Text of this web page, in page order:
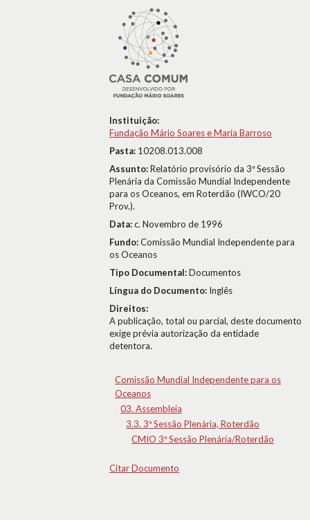
Instituição:
Fundação Mário Soares e Maria Barroso
Pasta: 10208.013.008
Assunto:Relatório provisório da 3ª Sessão
Plenária da Comissão Mundial Independente
para os Oceanos, em Roterdão (IWCO/20
Prov.).
Data:c. Novembro de 1996
Fundo:Comissão Mundial Independente para
os Oceanos
Tipo Documental:Documentos
Língua do Documento: Inglês
Direitos:
A publicação, total ou parcial, deste documento
exige prévia autorização da entidade
detentora.
Comissão Mundial Independente para os
Oceanos
03. Assembleia
3.3. 3ª Sessão Plenária, Roterdão
CMIO 3ª Sessão Plenária/Roterdão
Citar Documento